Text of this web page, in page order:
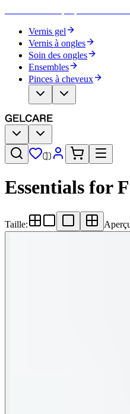
Vernis gel
Vernis à ongles
Soin des ongles
Ensembles
Pinces à cheveux
Essentials for
Taille: